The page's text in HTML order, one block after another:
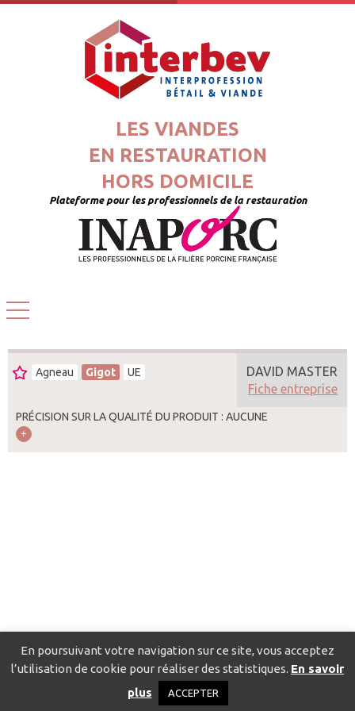
LES VIANDES
EN RESTAURATION
HORS DOMICILE
Plateforme pour les professionnels de la restauration
Agneau Gigot UE
PRÉCISION SUR LA QUALITÉ DU PRODUIT : AUCUNE
DAVID MASTER
Fiche entreprise
Catalogue pour localiser les fournisseurs
Politique de confidentialité
En poursuivant votre navigation sur ce site, vous acceptez
l’utilisation de cookie pour réaliser des statistiques. En savoir
plus
ACCEPTER